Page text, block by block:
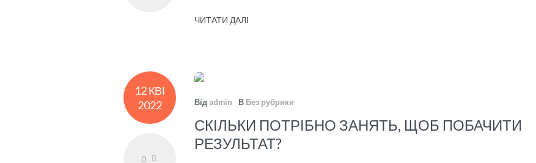
ЧИТАТИ ДАЛІ
12 КВІ
2022
0
Від admin В Без рубрики
СКІЛЬКИ ПОТРІБНО ЗАНЯТЬ, ЩОБ ПОБАЧИТИ
РЕЗУЛЬТАТ?